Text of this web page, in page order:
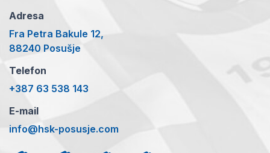
Adresa
Fra Petra Bakule 12,
88240 Posušje
Telefon
+387 63 538 143
E-mail
info@hsk-posusje.com